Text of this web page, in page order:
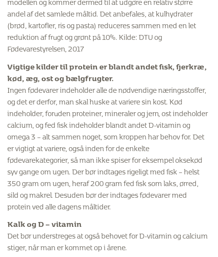
andel af det samlede måltid. Det anbefales, at kulhydrater
(brød, kartofler, ris og pasta) reduceres sammen med en let
reduktion af frugt og grønt på 10%. Kilde: DTU og
Fødevarestyrelsen, 2017
Vigtige kilder til protein er blandt andet fisk, fjerkræ,
kød, æg, ost og bælgfrugter.
Ingen fødevarer indeholder alle de nødvendige næringsstoffer,
og det er derfor, man skal huske at variere sin kost. Kød
indeholder, foruden proteiner, mineraler og jern, ost indeholder
calcium, og fed fisk indeholder blandt andet D-vitamin og
omega 3 – alt sammen noget, som kroppen har behov for. Det
er vigtigt at variere, også inden for de enkelte
fødevarekategorier, så man ikke spiser for eksempel oksekød
syv gange om ugen. Der bør indtages rigeligt med fisk – helst
350 gram om ugen, heraf 200 gram fed fisk som laks, ørred,
sild og makrel. Desuden bør der indtages fødevarer med
protein ved alle dagens måltider.
Kalk og D – vitamin
Det bør understreges at også behovet for D-vitamin og calcium
stiger, når man er kommet op i årene.